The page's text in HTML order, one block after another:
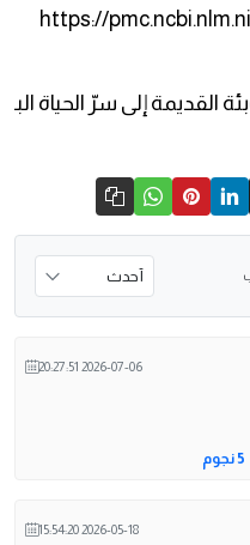
https://
2026-07-06 20:27:51
5 نجوم
2026-05-18 15:54:20